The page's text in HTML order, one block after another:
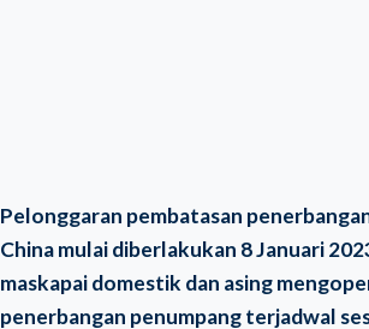
Pelonggaran pembatasan
China mulai diberlakukan 8 Januari
maskapai domestik dan asing
penerbangan penumpang terjadwal